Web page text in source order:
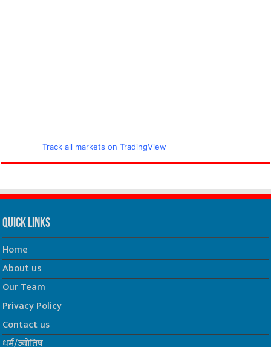
Track all markets on TradingView
Quick Links
Home
About us
Our Team
Privacy Policy
Contact us
धर्म/ज्योतिष